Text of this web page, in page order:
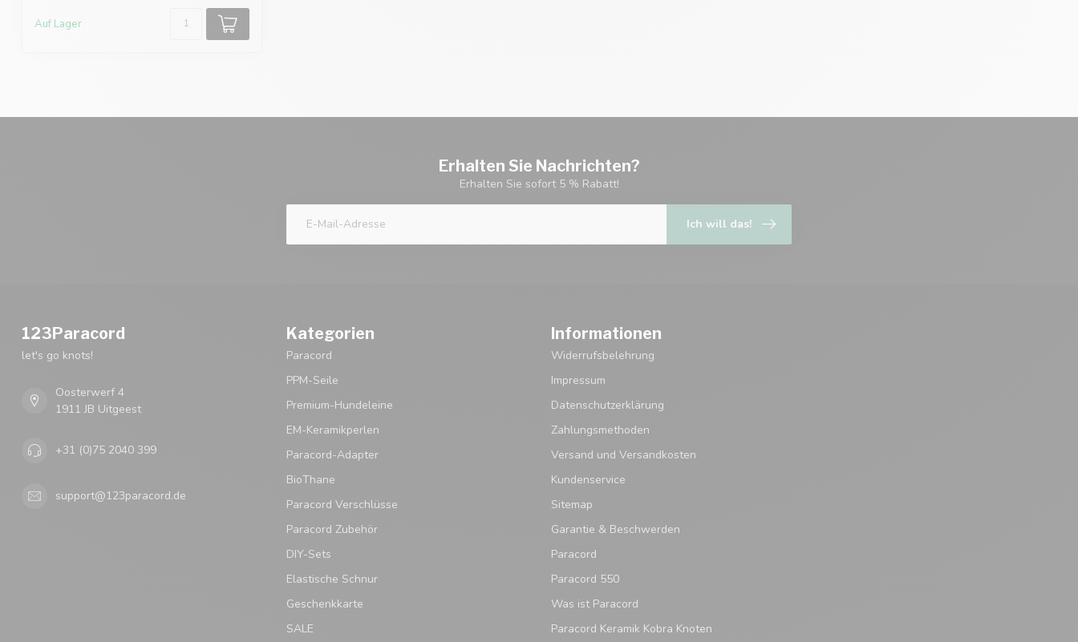
Auf Lager
Erhalten Sie Nachrichten?
Erhalten Sie sofort 5 % Rabatt!
Ich will das!
123Paracord
let's go knots!
Oosterwerf 4
1911 JB Uitgeest
+31 (0)75 2040 399
support@123paracord.de
Kategorien
Paracord
PPM-Seile
Premium-Hundeleine
EM-Keramikperlen
Paracord-Adapter
BioThane
Paracord Verschlüsse
Paracord Zubehör
DIY-Sets
Elastische Schnur
Geschenkkarte
SALE
Informationen
Widerrufsbelehrung
Impressum
Datenschutzerklärung
Zahlungsmethoden
Versand und Versandkosten
Kundenservice
Sitemap
Garantie & Beschwerden
Paracord
Paracord 550
Was ist Paracord
Paracord Keramik Kobra Knoten